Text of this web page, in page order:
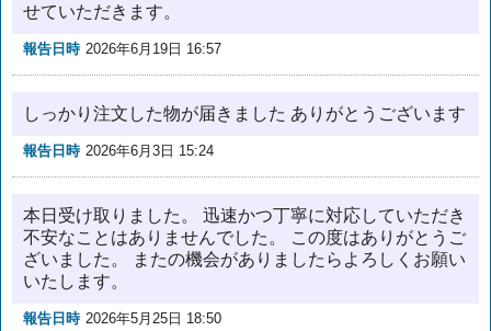
せていただきます。
報告日時 2026年6月19日 16:57
しっかり注文した物が届きました ありがとうございます
報告日時 2026年6月3日 15:24
本日受け取りました。 迅速かつ丁寧に対応していただき
不安なことはありませんでした。 この度はありがとうご
ざいました。 またの機会がありましたらよろしくお願い
いたします。
報告日時 2026年5月25日 18:50